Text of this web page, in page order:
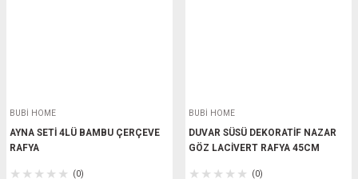
BUBİ HOME
AYNA SETİ 4LÜ BAMBU ÇERÇEVE
RAFYA
(0)
BUBİ HOME
DUVAR SÜSÜ DEKORATİF NAZAR
GÖZ LACİVERT RAFYA 45CM
(0)